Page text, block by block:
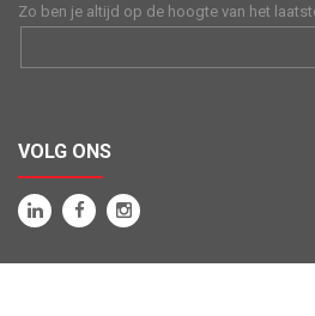
Zo ben je altijd op de hoogte van het
VOLG ONS